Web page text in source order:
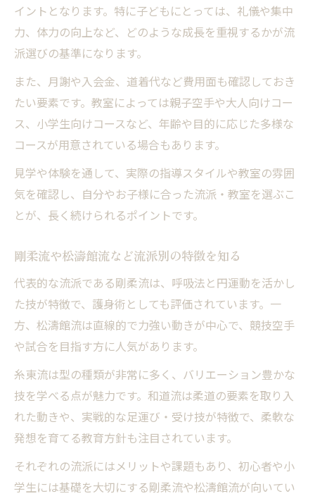
イントとなります。特に子どもにとっては、礼儀や集中
力、体力の向上など、どのような成長を重視するかが流
派選びの基準になります。
また、月謝や入会金、道着代など費用面も確認しておき
たい要素です。教室によっては親子空手や大人向けコー
ス、小学生向けコースなど、年齢や目的に応じた多様な
コースが用意されている場合もあります。
見学や体験を通して、実際の指導スタイルや教室の雰囲
気を確認し、自分やお子様に合った流派・教室を選ぶこ
とが、長く続けられるポイントです。
剛柔流や松濤館流など流派別の特徴を知る
代表的な流派である剛柔流は、呼吸法と円運動を活かし
た技が特徴で、護身術としても評価されています。一
方、松濤館流は直線的で力強い動きが中心で、競技空手
や試合を目指す方に人気があります。
糸東流は型の種類が非常に多く、バリエーション豊かな
技を学べる点が魅力です。和道流は柔道の要素を取り入
れた動きや、実戦的な足運び・受け技が特徴で、柔軟な
発想を育てる教育方針も注目されています。
それぞれの流派にはメリットや課題もあり、初心者や小
学生には基礎を大切にする剛柔流や松濤館流が向いてい